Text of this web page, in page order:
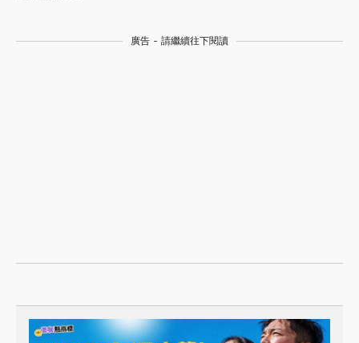
廣告 - 請繼續往下閱讀